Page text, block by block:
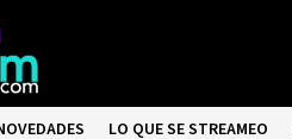
LO QUE SE STREAMEO